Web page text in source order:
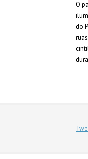
O
do